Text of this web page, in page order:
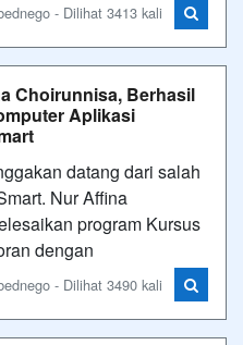
- Dilihat 3413 kali
Choirunnisa, Berhasil
Aplikasi
datang dari salah
Nur Affina
program Kursus
dengan
- Dilihat 3490 kali